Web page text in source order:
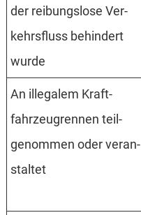
der reibungs­lose Ver­
kehrs­fluss behin­dert
wurde
An ille­galem Kraft­
fahrzeug­rennen teil­
genom­men oder veran­
staltet